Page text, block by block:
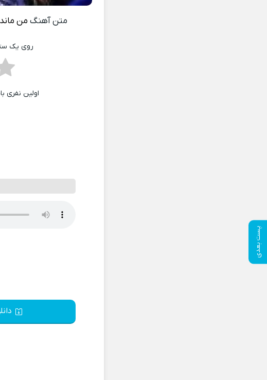
پست بعدی
متن آهنگ من
روی یک
اولین نفری